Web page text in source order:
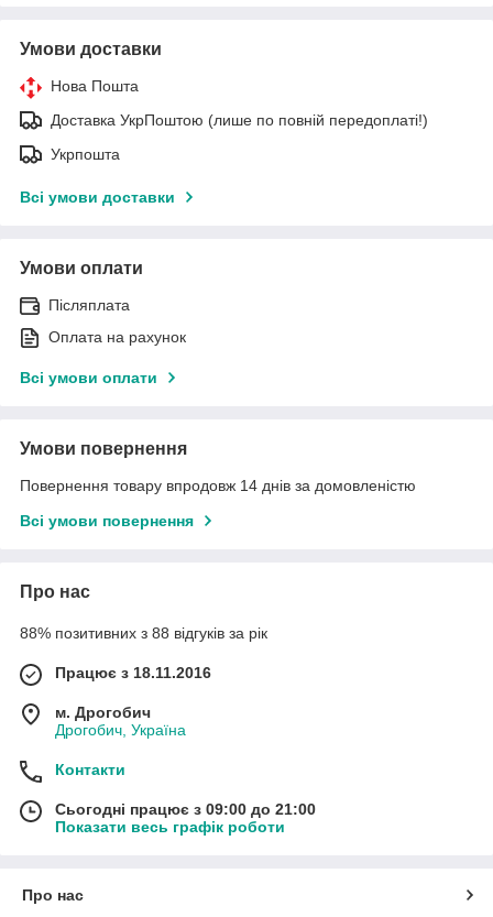
Умови доставки
Нова Пошта
Доставка УкрПоштою (лише по повній передоплаті!)
Укрпошта
Всі умови доставки
Умови оплати
Післяплата
Оплата на рахунок
Всі умови оплати
Умови повернення
Повернення товару впродовж 14 днів за домовленістю
Всі умови повернення
Про нас
88% позитивних з 88 відгуків за рік
Працює з 18.11.2016
м. Дрогобич
Дрогобич, Україна
Контакти
Сьогодні працює з 09:00 до 21:00
Показати весь графік роботи
Про нас